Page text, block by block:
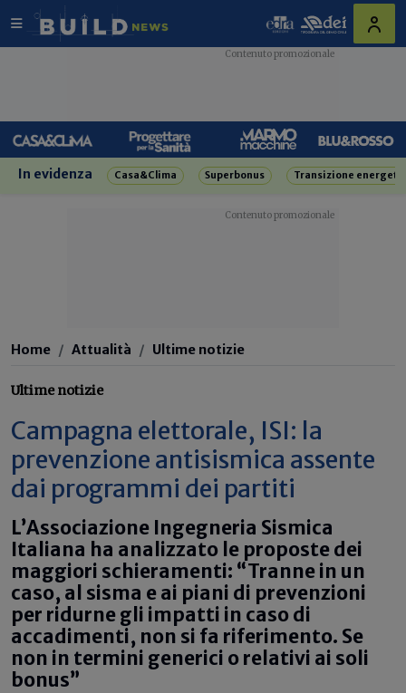
In evidenza Casa&Clima Superbonus Transizione
Home Attualità Ultime notizie
Ultime notizie
Campagna elettorale, ISI: la
prevenzione antisismica assente
dai programmi dei partiti
L’Associazione Ingegneria Sismica
Italiana ha analizzato le proposte dei
maggiori schieramenti: “Tranne in un
caso, al sisma e ai piani di prevenzioni
per ridurne gli impatti in caso di
accadimenti, non si fa riferimento. Se
non in termini generici o relativi ai soli
bonus”